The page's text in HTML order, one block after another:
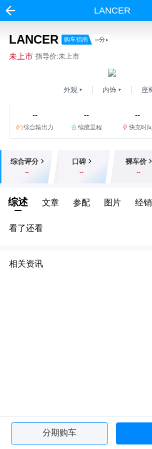
LANCER
LANCER 购车指南 --分
未上市 指导价:未上市
外观 内饰 座
--
综合输出力
--
续航里程
--
快充时间
综合评分
--
口碑
--
裸车价
--
综述 文章 参配 图片 经
看了还看
相关资讯
分期购车